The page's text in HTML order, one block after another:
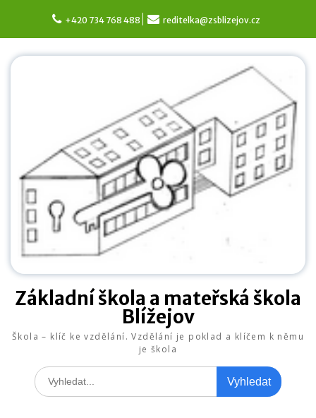
content
+420 734 768 488 reditelka@zsblizejov.cz
Základní škola a mateřská škola
Blížejov
Škola – klíč ke vzdělání. Vzdělání je poklad a klíčem k němu
je škola
Search
for: